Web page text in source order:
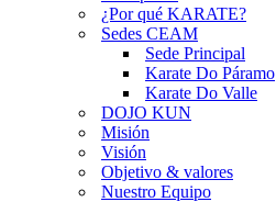
¿Por qué KARATE?
Sedes CEAM
Sede Principal
Karate Do Páramo
Karate Do Valle
DOJO KUN
Misión
Visión
Objetivo & valores
Nuestro Equipo